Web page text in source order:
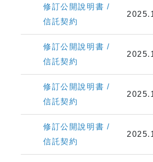
修訂公開說明書 /
信託契約
修訂公開說明書 /
信託契約
修訂公開說明書 /
信託契約
修訂公開說明書 /
信託契約